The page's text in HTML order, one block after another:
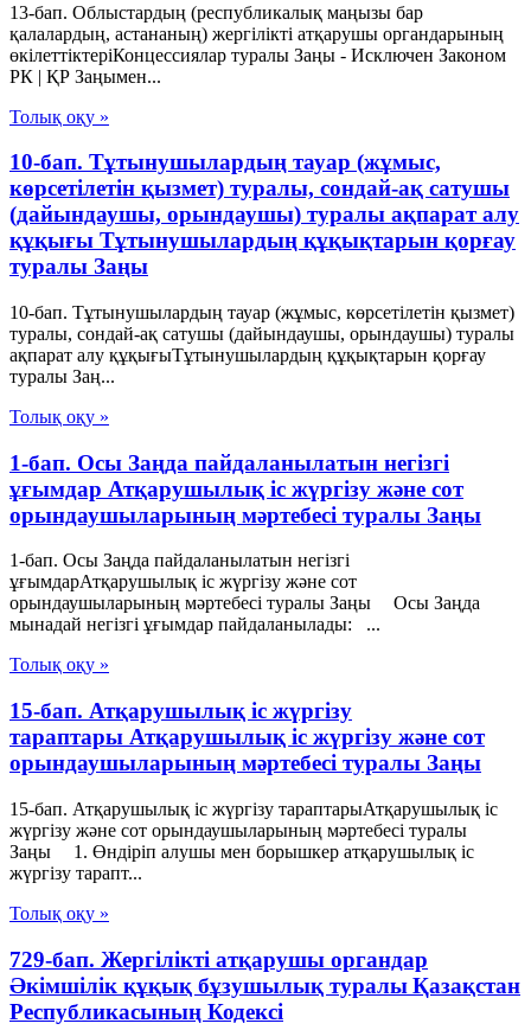
13-бап. Облыстардың (республикалық маңызы бар
қалалардың, астананың) жергiлiктi атқарушы органдарының
өкiлеттiктерiКонцессиялар туралы Заңы - Исключен Законом
РК | ҚР Заңымен...
Толық оқу »
10-бап. Тұтынушылардың тауар (жұмыс,
көрсетілетін қызмет) туралы, сондай-ақ сатушы
(дайындаушы, орындаушы) туралы ақпарат алу
құқығы Тұтынушылардың құқықтарын қорғау
туралы Заңы
10-бап. Тұтынушылардың тауар (жұмыс, көрсетілетін қызмет)
туралы, сондай-ақ сатушы (дайындаушы, орындаушы) туралы
ақпарат алу құқығыТұтынушылардың құқықтарын қорғау
туралы Заң...
Толық оқу »
1-бап. Осы Заңда пайдаланылатын негізгі
ұғымдар Атқарушылық iс жүргiзу және сот
орындаушыларының мәртебесi туралы Заңы
1-бап. Осы Заңда пайдаланылатын негізгі
ұғымдарАтқарушылық iс жүргiзу және сот
орындаушыларының мәртебесi туралы Заңы Осы Заңда
мынадай негізгі ұғымдар пайдаланылады: ...
Толық оқу »
15-бап. Атқарушылық iс жүргiзу
тараптары Атқарушылық iс жүргiзу және сот
орындаушыларының мәртебесi туралы Заңы
15-бап. Атқарушылық iс жүргiзу тараптарыАтқарушылық iс
жүргiзу және сот орындаушыларының мәртебесi туралы
Заңы 1. Өндiрiп алушы мен борышкер атқарушылық iс
жүргiзу тарапт...
Толық оқу »
729-бап. Жергілікті атқарушы органдар
Әкімшілік құқық бұзушылық туралы Қазақстан
Республикасының Кодексі